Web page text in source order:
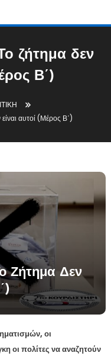
ζήτημα δεν
Β΄)
αυτοί (Μέρος Β΄)
Ζήτημα Δεν
οι
οι πολίτες να αναζητούν